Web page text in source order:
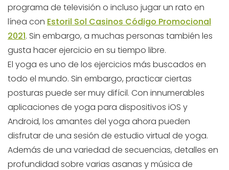
programa de televisión o incluso jugar un rato en
línea con Estoril Sol Casinos Código Promocional
2021. Sin embargo, a muchas personas también les
gusta hacer ejercicio en su tiempo libre.
El yoga es uno de los ejercicios más buscados en
todo el mundo. Sin embargo, practicar ciertas
posturas puede ser muy difícil. Con innumerables
aplicaciones de yoga para dispositivos iOS y
Android, los amantes del yoga ahora pueden
disfrutar de una sesión de estudio virtual de yoga.
Además de una variedad de secuencias, detalles en
profundidad sobre varias asanas y música de